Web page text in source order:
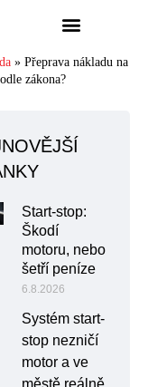
» Přeprava nákladu na
zákona?
Start-stop:
Škodí
motoru, nebo
šetří peníze
6.8.2026
Systém start-
stop nezničí
motor a ve
městě reálně